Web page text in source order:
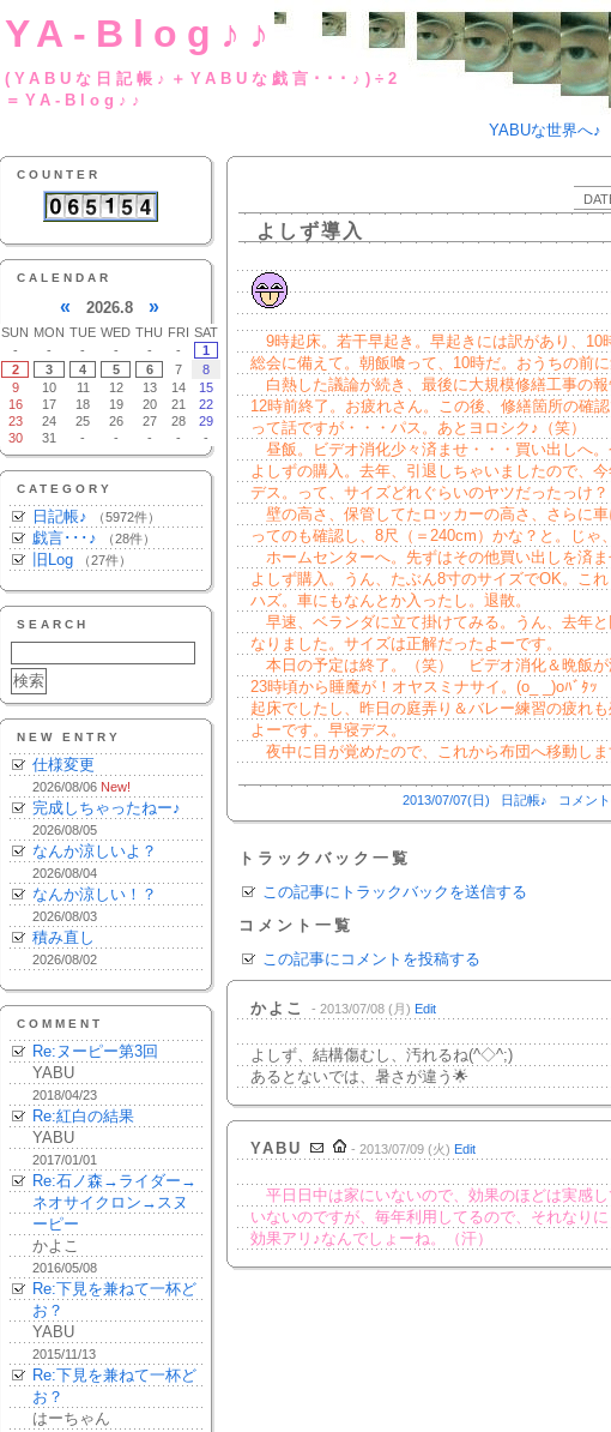
YA-Blog♪♪
(YABUな日記帳♪＋YABUな戯言
＝YA-Blog♪♪
YABUな世界へ♪
COUNTER
CALENDAR
« 2026.8 »
SUN MON TUE WED THU FRI SAT
-
- - - - -
1
2
3 4 5 6 7
8
9
10 11 12 13 14
15
16
17 18 19 20 21
22
23
24 25 26 27 28
29
30
31 - - - - -
CATEGORY
日記帳♪ （5972件）
戯言･･･♪ （28件）
旧Log （27件）
SEARCH
NEW ENTRY
仕様変更
2026/08/06 New!
完成しちゃったねー♪
2026/08/05
なんか涼しいよ？
2026/08/04
なんか涼しい！？
2026/08/03
積み直し
2026/08/02
COMMENT
Re:ヌーピー第3回
YABU
2018/04/23
Re:紅白の結果
YABU
2017/01/01
Re:石ノ森→ライダー→
ネオサイクロン→スヌ
ーピー
かよこ
2016/05/08
Re:下見を兼ねて一杯ど
お？
YABU
2015/11/13
Re:下見を兼ねて一杯ど
お？
はーちゃん
よしず導入
9時起床。若干早起き。早起きには訳があり、10
総会に備えて。朝飯喰って、10時だ。おうちの前に
白熱した議論が続き、最後に大規模修繕工事の
12時前終了。お疲れさん。この後、修繕箇所の確
って話ですが・・・パス。あとヨロシク♪（笑）
昼飯。ビデオ消化少々済ませ・・・買い出しへ
よしずの購入。去年、引退しちゃいましたので、今
デス。って、サイズどれぐらいのヤツだったっけ？
壁の高さ、保管してたロッカーの高さ、さらに車
ってのも確認し、8尺（＝240cm）かな？と。じゃ
ホームセンターへ。先ずはその他買い出しを済ま
よしず購入。うん、たぶん8寸のサイズでOK。こ
ハズ。車にもなんとか入ったし。退散。
早速、ベランダに立て掛けてみる。うん、去年と
なりました。サイズは正解だったよーです。
本日の予定は終了。（笑） ビデオ消化＆晩飯が
23時頃から睡魔が！オヤスミナサイ。(o_ _)oﾊﾞﾀ
起床でしたし、昨日の庭弄り＆バレー練習の疲れ
よーです。早寝デス。
夜中に目が覚めたので、これから布団へ移動しま
2013/07/07(日) 日記帳♪ コメン
トラックバック一覧
この記事にトラックバックを送信する
コメント一覧
この記事にコメントを投稿する
かよこ - 2013/07/08 (月) Edit
よしず、結構傷むし、汚れるね(^◇^;)
あるとないでは、暑さが違う🌟
YABU - 2013/07/09 (火) Edit
平日日中は家にいないので、効果のほどは実感し
いないのですが、毎年利用してるので、それなりに
効果アリ♪なんでしょーね。（汗）